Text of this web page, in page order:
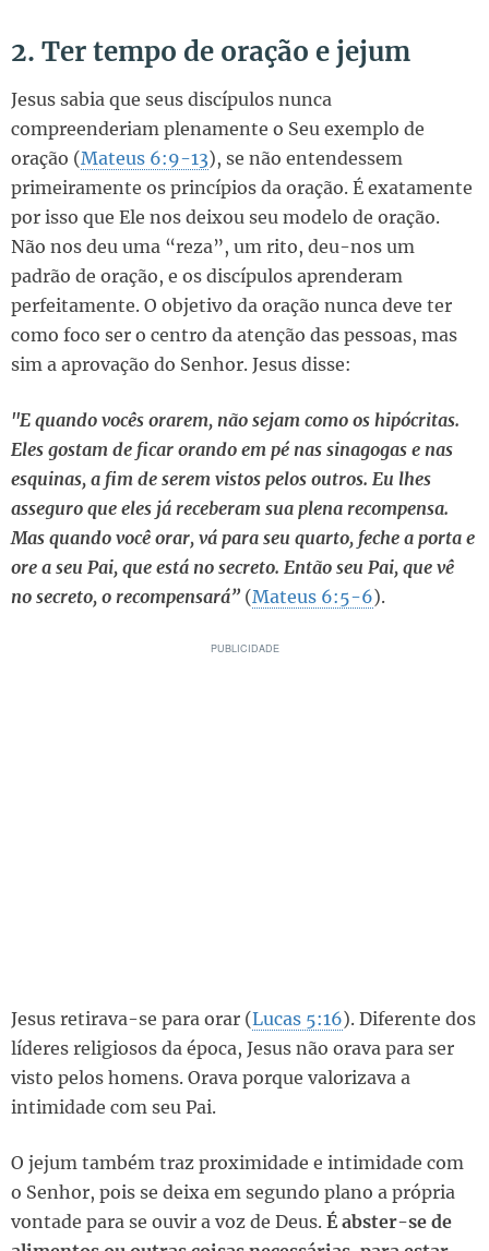
2. Ter tempo de oração e jejum
Jesus sabia que seus discípulos nunca
compreenderiam plenamente o Seu exemplo de
oração (Mateus 6:9-13), se não entendessem
primeiramente os princípios da oração. É exatamente
por isso que Ele nos deixou seu modelo de oração.
Não nos deu uma “reza”, um rito, deu-nos um
padrão de oração, e os discípulos aprenderam
perfeitamente. O objetivo da oração nunca deve ter
como foco ser o centro da atenção das pessoas, mas
sim a aprovação do Senhor. Jesus disse:
"E quando vocês orarem, não sejam como os hipócritas.
Eles gostam de ficar orando em pé nas sinagogas e nas
esquinas, a fim de serem vistos pelos outros. Eu lhes
asseguro que eles já receberam sua plena recompensa.
Mas quando você orar, vá para seu quarto, feche a porta e
ore a seu Pai, que está no secreto. Então seu Pai, que vê
no secreto, o recompensará” (Mateus 6:5-6).
Jesus retirava-se para orar (Lucas 5:16). Diferente dos
líderes religiosos da época, Jesus não orava para ser
visto pelos homens. Orava porque valorizava a
intimidade com seu Pai.
O jejum também traz proximidade e intimidade com
o Senhor, pois se deixa em segundo plano a própria
vontade para se ouvir a voz de Deus. É abster-se de